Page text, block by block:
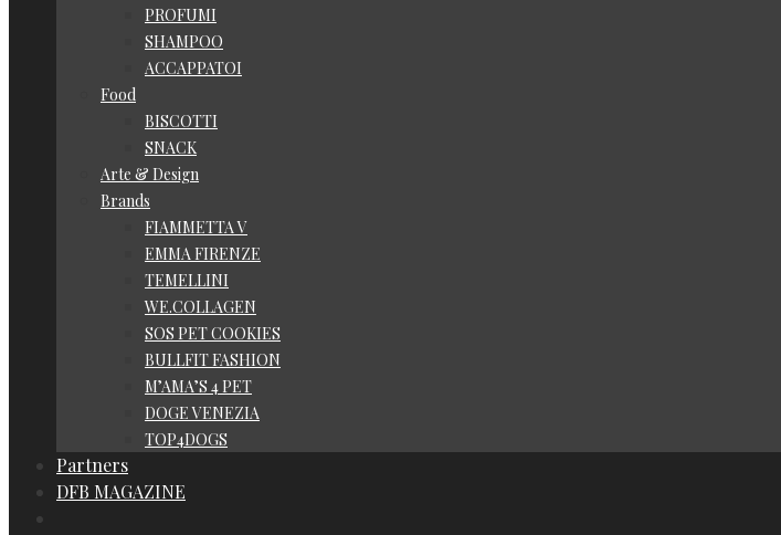
PROFUMI
SHAMPOO
ACCAPPATOI
Food
BISCOTTI
SNACK
Arte & Design
Brands
FIAMMETTA V
EMMA FIRENZE
TEMELLINI
WE.COLLAGEN
SOS PET COOKIES
BULLFIT FASHION
M’AMA’S 4 PET
DOGE VENEZIA
TOP4DOGS
Partners
DFB MAGAZINE